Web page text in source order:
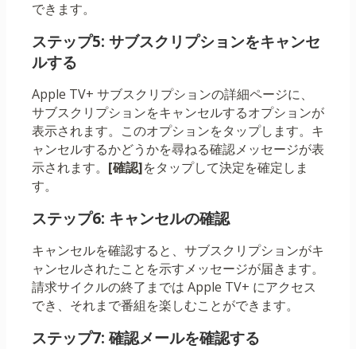
できます。
ステップ5: サブスクリプションをキャンセ
ルする
Apple TV+ サブスクリプションの詳細ページに、
サブスクリプションをキャンセルするオプションが
表示されます。このオプションをタップします。キ
ャンセルするかどうかを尋ねる確認メッセージが表
示されます。 [確認]をタップして決定を確定しま
す。
ステップ6: キャンセルの確認
キャンセルを確認すると、サブスクリプションがキ
ャンセルされたことを示すメッセージが届きます。
請求サイクルの終了までは Apple TV+ にアクセス
でき、それまで番組を楽しむことができます。
ステップ7: 確認メールを確認する